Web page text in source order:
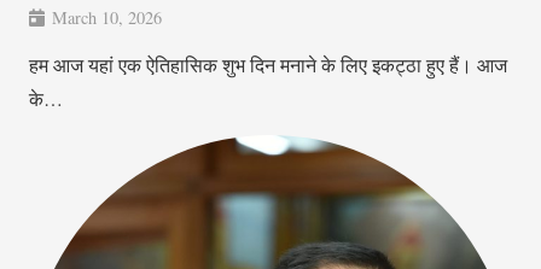
March 10, 2026
हम आज यहां एक ऐतिहासिक शुभ दिन मनाने के लिए इकट्ठा हुए हैं। आज
के…